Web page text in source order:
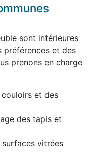
sont intérieures
préférences et des
prenons en charge
et des
des tapis et
vitrées